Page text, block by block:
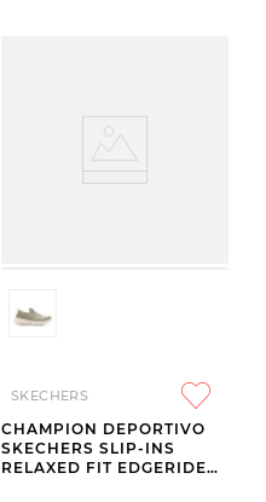
SKECHERS
CHAMPION DEPORTIVO
SKECHERS SLIP-INS
RELAXED FIT EDGERIDE